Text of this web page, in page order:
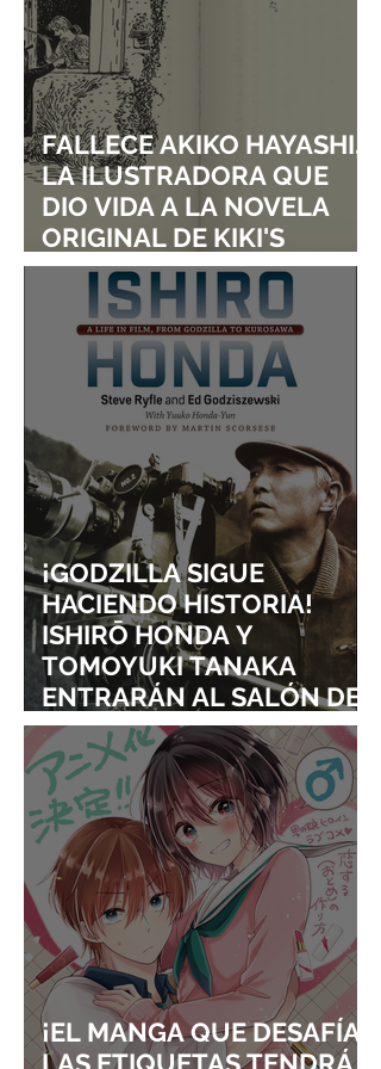
FALLECE AKIKO HAYASHI,
LA ILUSTRADORA QUE
DIO VIDA A LA NOVELA
ORIGINAL DE KIKI'S
DELIVERY SERVICE
¡GODZILLA SIGUE
HACIENDO HISTORIA!
ISHIRŌ HONDA Y
TOMOYUKI TANAKA
ENTRARÁN AL SALÓN DE
LA FAMA DE LOS EFECTOS
VISUALES
¡EL MANGA QUE DESAFÍA